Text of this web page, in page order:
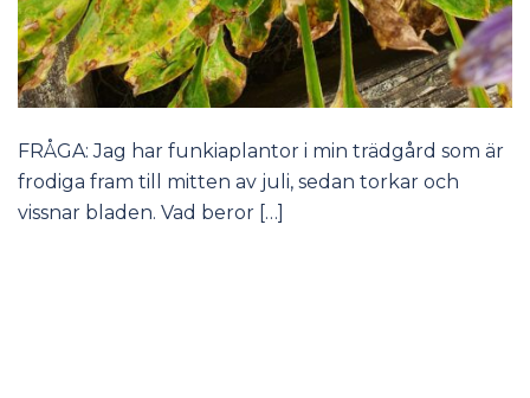
FRÅGA: Jag har funkiaplantor i min trädgård som är
frodiga fram till mitten av juli, sedan torkar och
vissnar bladen. Vad beror […]